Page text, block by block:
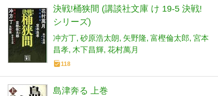
決戦!桶狭間 (講談社文庫 け 19-5 決戦!
シリーズ)
冲方丁 砂原浩太朗 矢野隆 富樫倫太郎 宮本
昌孝 木下昌輝 花村萬月
118
島津奔る 上巻